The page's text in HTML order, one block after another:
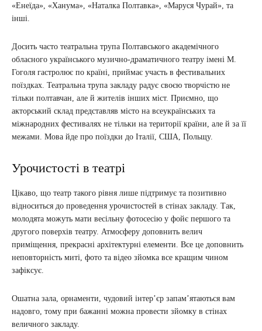
«Енеїда», «Ханума», «Наталка Полтавка», «Маруся Чурай», та
інші.
Досить часто театральна трупа Полтавського академічного
обласного українського музично-драматичного театру імені М.
Гоголя гастролює по країні, приймає участь в фестивальних
поїздках. Театральна трупа закладу радує своєю творчістю не
тільки полтавчан, але й жителів інших міст. Приємно, що
акторський склад представляв місто на всеукраїнських та
міжнародних фестивалях не тільки на території країни, але й за її
межами. Мова йде про поїздки до Італії, США, Польщу.
Урочистості в театрі
Цікаво, що театр такого рівня лише підтримує та позитивно
відноситься до проведення урочистостей в стінах закладу. Так,
молодята можуть мати весільну фотосесію у фойє першого та
другого поверхів театру. Атмосферу доповнить велич
приміщення, прекрасні архітектурні елементи. Все це доповнить
неповторність миті, фото та відео зйомка все кращим чином
зафіксує.
Ошатна зала, орнаменти, чудовий інтер’єр запам’ятаються вам
надовго, тому при бажанні можна провести зйомку в стінах
величного закладу.